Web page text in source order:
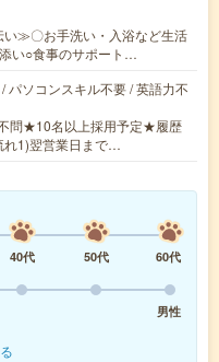
≫〇お手洗い・入浴など生活
い○食事のサポート…
パソコンスキル不要 / 英語力不
問★10名以上採用予定★履歴
1)翌営業日まで…
40代 50代
60代
男性